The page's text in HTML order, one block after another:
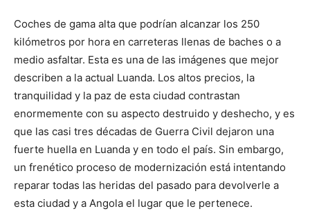
Coches de gama alta que podrían alcanzar los 250
kilómetros por hora en carreteras llenas de baches o a
medio asfaltar. Esta es una de las imágenes que mejor
describen a la actual Luanda. Los altos precios, la
tranquilidad y la paz de esta ciudad contrastan
enormemente con su aspecto destruido y deshecho, y es
que las casi tres décadas de Guerra Civil dejaron una
fuerte huella en Luanda y en todo el país. Sin embargo,
un frenético proceso de modernización está intentando
reparar todas las heridas del pasado para devolverle a
esta ciudad y a Angola el lugar que le pertenece.